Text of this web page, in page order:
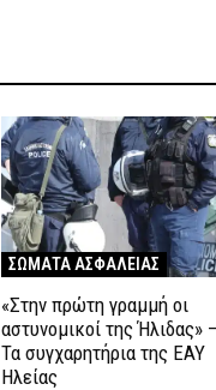
ΣΩΜΑΤΑ ΑΣΦΑΛΕΙΑΣ
«Στην πρώτη γραμμή οι
αστυνομικοί της Ήλιδας» –
Τα συγχαρητήρια της ΕΑΥ
Ηλείας